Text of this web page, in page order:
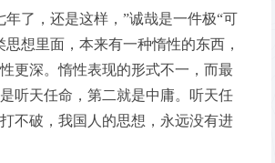
年了，还是这样，”诚哉是一件极“可
思想里面，本来有一种惰性的东西，
更深。惰性表现的形式不一，而最
听天任命，第二就是中庸。听天任
不破，我国人的思想，永远没有进